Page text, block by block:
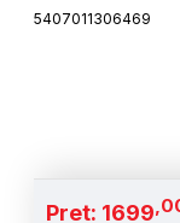
5407011306469
Pret: 1699